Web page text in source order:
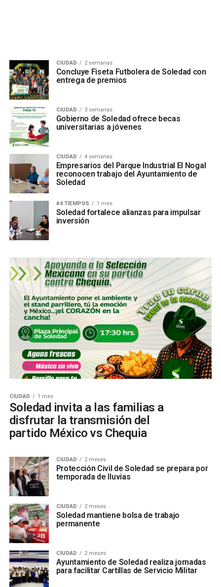
CIUDAD 2 semanas
Concluye Fiseta Futbolera de Soledad con
entrega de premios
CIUDAD 3 semanas
Gobierno de Soledad ofrece becas
universitarias a jóvenes
CIUDAD 4 semanas
Empresarios del Parque Industrial El Nogal
reconocen trabajo del Ayuntamiento de
Soledad
#4 TIEMPOS 1 mes
Soledad fortalece alianzas para impulsar
inversión
CIUDAD 1 mes
Soledad invita a las familias a
disfrutar la transmisión del
partido México vs Chequia
CIUDAD 2 meses
Protección Civil de Soledad se prepara por
temporada de lluvias
CIUDAD 2 meses
Soledad mantiene bolsa de trabajo
permanente
CIUDAD 2 meses
Ayuntamiento de Soledad realiza jornadas
para facilitar Cartillas de Servicio Militar